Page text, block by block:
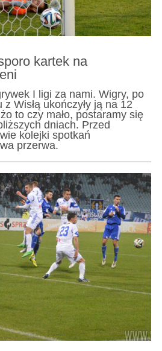
kartek na
I ligi za nami. Wigry, po
Wisłą ukończyły ją na 12
to czy mało, postaramy się
dniach. Przed
kolejki spotkań
przerwa.